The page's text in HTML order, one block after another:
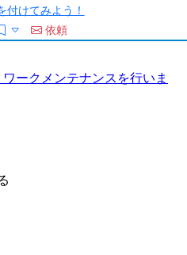
けてみよう！
依頼